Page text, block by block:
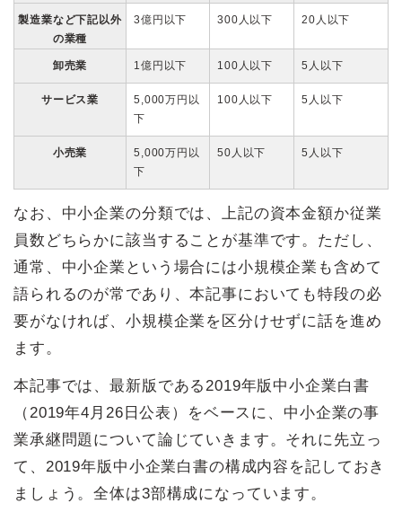
製造業など下記以外
の業種
3億円以下 300人以下 20人以下
卸売業 1億円以下 100人以下 5人以下
サービス業
5,000万円以
下
100人以下 5人以下
小売業
5,000万円以
下
50人以下 5人以下
なお、中小企業の分類では、上記の資本金額か従業
員数どちらかに該当することが基準です。ただし、
通常、中小企業という場合には小規模企業も含めて
語られるのが常であり、本記事においても特段の必
要がなければ、小規模企業を区分けせずに話を進め
ます。
本記事では、最新版である2019年版中小企業白書
（2019年4月26日公表）をベースに、中小企業の事
業承継問題について論じていきます。それに先立っ
て、2019年版中小企業白書の構成内容を記しておき
ましょう。全体は3部構成になっています。